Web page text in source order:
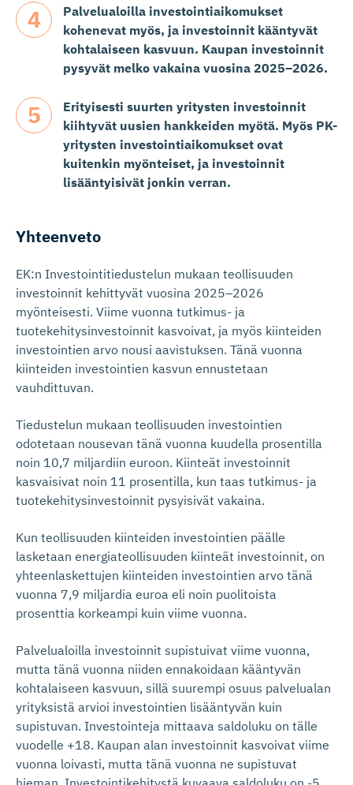
Palvelualoilla investointiaikomukset
kohenevat myös, ja investoinnit kääntyvät
kohtalaiseen kasvuun. Kaupan investoinnit
pysyvät melko vakaina vuosina 2025–2026.
Erityisesti suurten yritysten investoinnit
kiihtyvät uusien hankkeiden myötä. Myös PK-
yritysten investointiaikomukset ovat
kuitenkin myönteiset, ja investoinnit
lisääntyisivät jonkin verran.
Yhteenveto
EK:n Investointitiedustelun mukaan teollisuuden
investoinnit kehittyvät vuosina 2025–2026
myönteisesti. Viime vuonna tutkimus- ja
tuotekehitysinvestoinnit kasvoivat, ja myös kiinteiden
investointien arvo nousi aavistuksen. Tänä vuonna
kiinteiden investointien kasvun ennustetaan
vauhdittuvan.
Tiedustelun mukaan teollisuuden investointien
odotetaan nousevan tänä vuonna kuudella prosentilla
noin 10,7 miljardiin euroon. Kiinteät investoinnit
kasvaisivat noin 11 prosentilla, kun taas tutkimus- ja
tuotekehitysinvestoinnit pysyisivät vakaina.
Kun teollisuuden kiinteiden investointien päälle
lasketaan energiateollisuuden kiinteät investoinnit, on
yhteenlaskettujen kiinteiden investointien arvo tänä
vuonna 7,9 miljardia euroa eli noin puolitoista
prosenttia korkeampi kuin viime vuonna.
Palvelualoilla investoinnit supistuivat viime vuonna,
mutta tänä vuonna niiden ennakoidaan kääntyvän
kohtalaiseen kasvuun, sillä suurempi osuus palvelualan
yrityksistä arvioi investointien lisääntyvän kuin
supistuvan. Investointeja mittaava saldoluku on tälle
vuodelle +18. Kaupan alan investoinnit kasvoivat viime
vuonna loivasti, mutta tänä vuonna ne supistuvat